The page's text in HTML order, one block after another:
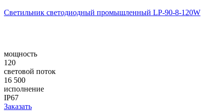
Светильник светодиодный промышленный LP-90-8-120W
мощность
120
световой поток
16 500
исполнение
IP67
Заказать